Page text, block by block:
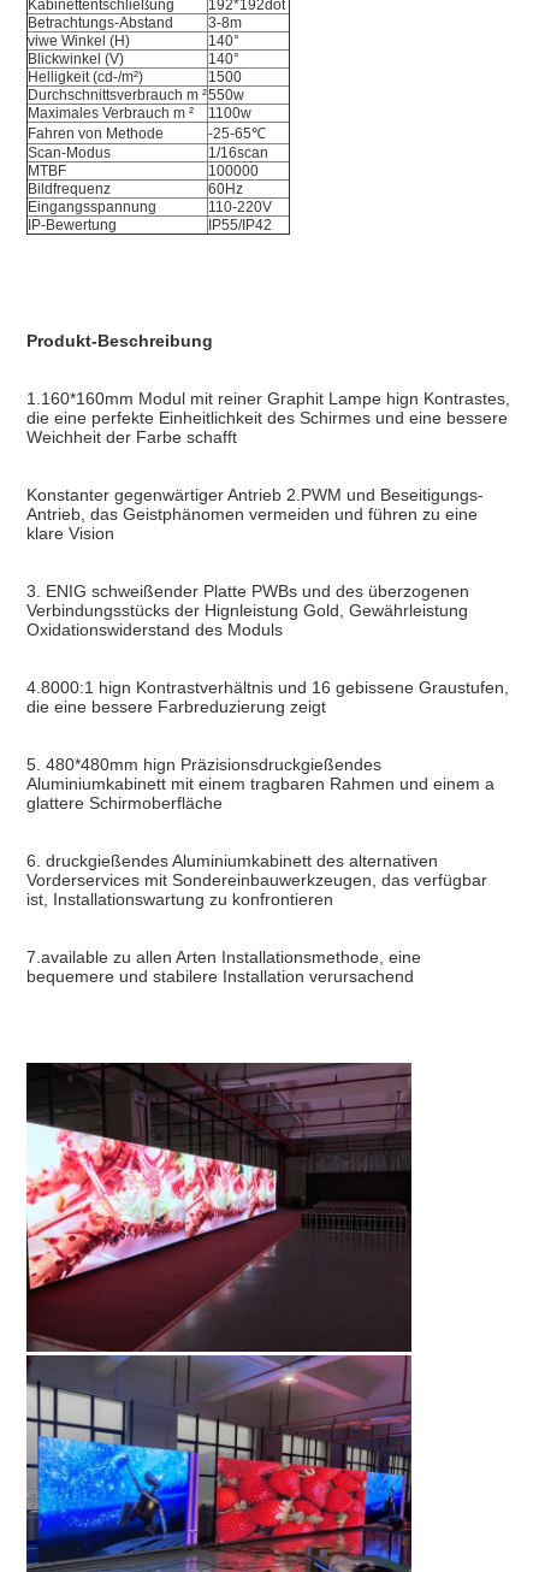
Kabinettentschließung
192*192dot
Betrachtungs-Abstand
3-8m
viwe Winkel (H)
140°
Blickwinkel (V)
140°
Helligkeit (cd-/m²)
1500
Durchschnittsverbrauch m ²550w
Maximales Verbrauch m ²
1100w
Fahren von Methode
-25-65℃
Scan-Modus
1/16scan
MTBF
100000
Bildfrequenz
60Hz
Eingangsspannung
110-220V
IP-Bewertung
IP55/IP42
Produkt-Beschreibung
1.160*160mm Modul mit reiner Graphit Lampe hign Kontrastes,
die eine perfekte Einheitlichkeit des Schirmes und eine bessere
Weichheit der Farbe schafft
Konstanter gegenwärtiger Antrieb 2.PWM und Beseitigungs-
Antrieb, das Geistphänomen vermeiden und führen zu eine
klare Vision
3. ENIG schweißender Platte PWBs und des überzogenen
Oxidationswiderstand des Moduls
4.8000:1 hign Kontrastverhältnis und 16 gebissene Graustufen,
die eine bessere Farbreduzierung zeigt
5. 480*480mm hign Präzisionsdruckgießendes
Aluminiumkabinett mit einem tragbaren Rahmen und einem a
glattere Schirmoberfläche
6. druckgießendes Aluminiumkabinett des alternativen
Vorderservices mit Sondereinbauwerkzeugen, das verfügbar
ist, Installationswartung zu konfrontieren
7.available zu allen Arten Installationsmethode, eine
bequemere und stabilere Installation verursachend